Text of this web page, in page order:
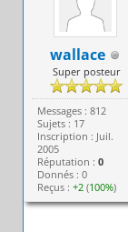
wallace
Super posteur
Messages : 812
Sujets : 17
Inscription : Juil.
2005
Réputation :0
Donnés : 0
Reçus :+2 (100%)